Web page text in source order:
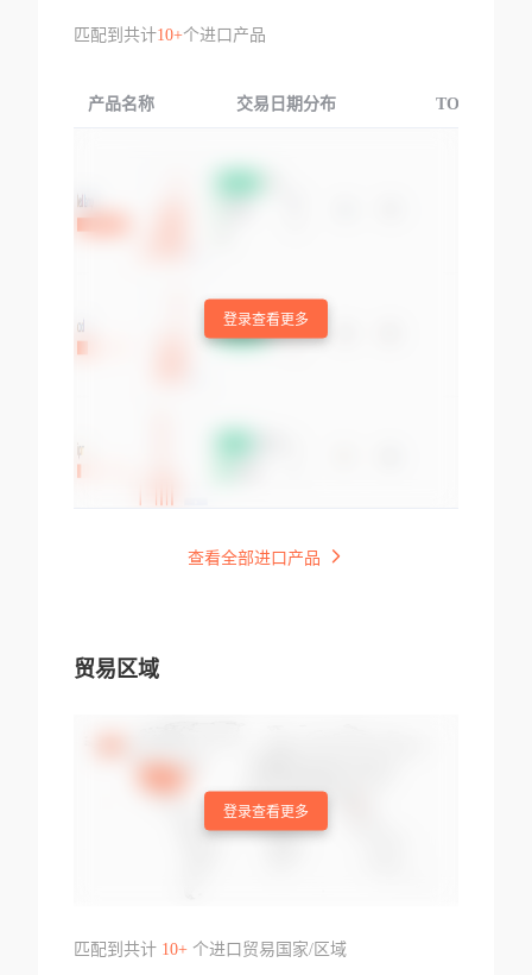
匹配到共计10+个进口产品
产品名称 交易日期分布 TOP3交易国
登录查看更多
查看全部进口产品
贸易区域
登录查看更多
匹配到共计 10+个进口贸易国家/区域